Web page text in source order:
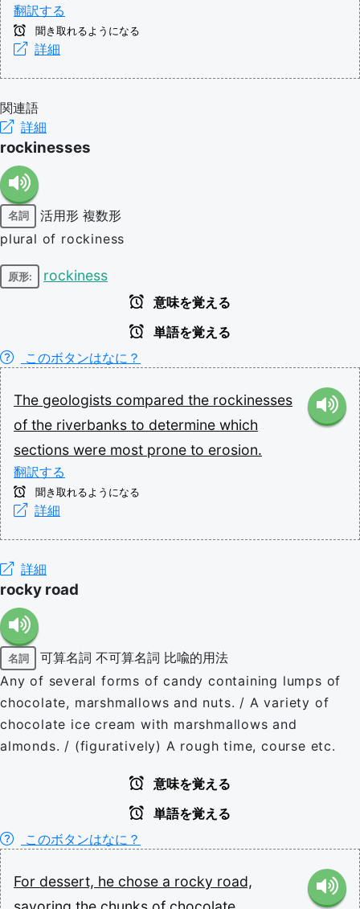
翻訳する
聞き取れるようになる
詳細
関連語
詳細
rockinesses
名詞 活用形 複数形
plural of rockiness
原形: rockiness
意味を覚える
単語を覚える
このボタンはなに？
The geologists compared the rockinesses
of the riverbanks to determine which
sections were most prone to erosion.
翻訳する
聞き取れるようになる
詳細
詳細
rocky road
名詞 可算名詞 不可算名詞 比喩的用法
Any of several forms of candy containing lumps of
chocolate, marshmallows and nuts. / A variety of
chocolate ice cream with marshmallows and
almonds. / (figuratively) A rough time, course etc.
意味を覚える
単語を覚える
このボタンはなに？
For dessert, he chose a rocky road,